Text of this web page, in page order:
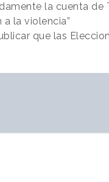
la cuenta de
la violencia”
que las